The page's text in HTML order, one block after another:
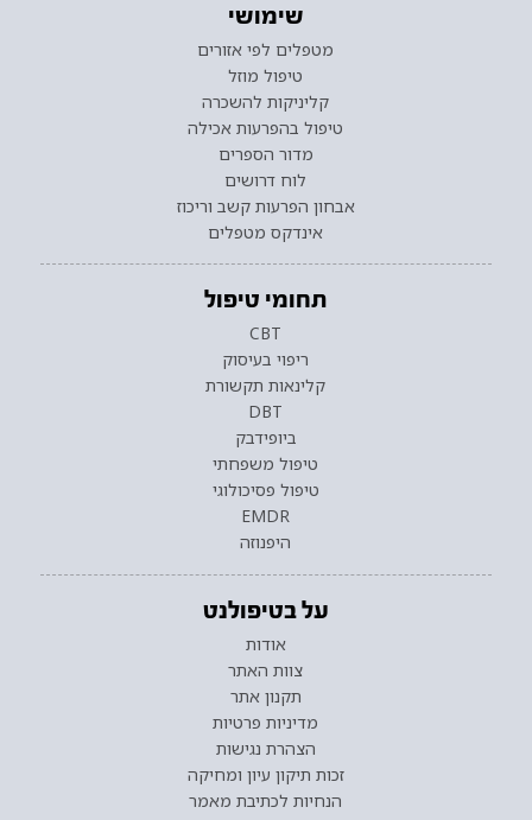
שימושי
מטפלים לפי אזורים
טיפול מוזל
קליניקות להשכרה
טיפול בהפרעות אכילה
מדור הספרים
לוח דרושים
אבחון הפרעות קשב וריכוז
אינדקס מטפלים
תחומי טיפול
CBT
ריפוי בעיסוק
קלינאות תקשורת
DBT
ביופידבק
טיפול משפחתי
טיפול פסיכולוגי
EMDR
היפנוזה
על בטיפולנט
אודות
צוות האתר
תקנון אתר
מדיניות פרטיות
הצהרת נגישות
זכות תיקון עיון ומחיקה
הנחיות לכתיבת מאמר